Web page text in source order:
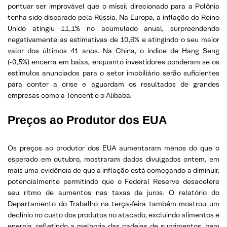
pontuar ser improvável que o míssil direcionado para a Polônia
tenha sido disparado pela Rússia. Na Europa, a inflação do Reino
Unido atingiu 11,1% no acumulado anual, surpreendendo
negativamente as estimativas de 10,6% e atingindo o seu maior
valor dos últimos 41 anos. Na China, o índice de Hang Seng
(-0,5%) encerra em baixa, enquanto investidores ponderam se os
estímulos anunciados para o setor imobiliário serão suficientes
para conter a crise e aguardam os resultados de grandes
empresas como a Tencent e o Alibaba.
Preços ao Produtor dos EUA
Os preços ao produtor dos EUA aumentaram menos do que o
esperado em outubro, mostraram dados divulgados ontem, em
mais uma evidência de que a inflação está começando a diminuir,
potencialmente permitindo que o Federal Reserve desacelere
seu ritmo de aumentos nas taxas de juros. O relatório do
Departamento do Trabalho na terça-feira também mostrou um
declínio no custo dos produtos no atacado, excluindo alimentos e